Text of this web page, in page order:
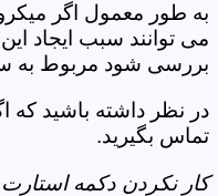
به طور معمول اگر
می توانند سبب ایجاد
بررسی شود مربوط به
در نظر داشته باشید
تماس بگیرید.
کار نکردن دکمه